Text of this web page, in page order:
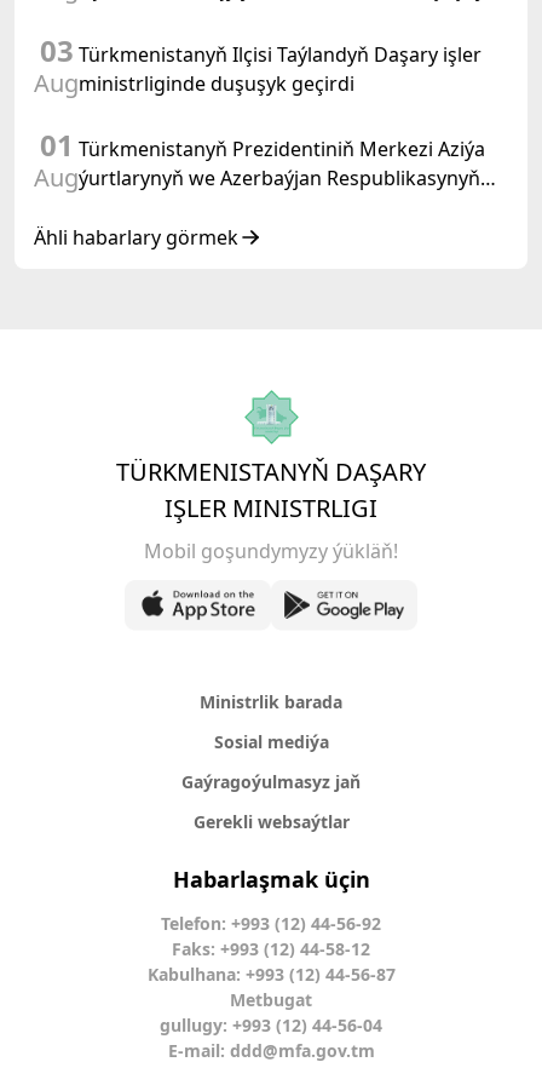
03
Aug
Türkmenistanyň Ilçisi Taýlandyň Daşary işler
ministrliginde duşuşyk geçirdi
01
Aug
Türkmenistanyň Prezidentiniň Merkezi Aziýa
ýurtlarynyň we Azerbaýjan Respublikasynyň
duşuşygyndaky ÇYKYŞY
Ähli habarlary görmek
TÜRKMENISTANYŇ DAŞARY
IŞLER MINISTRLIGI
Mobil goşundymyzy ýükläň!
Ministrlik barada
Sosial mediýa
Gaýragoýulmasyz jaň
Gerekli websaýtlar
Habarlaşmak üçin
Telefon: +993 (12) 44-56-92
Faks: +993 (12) 44-58-12
Kabulhana: +993 (12) 44-56-87
Metbugat
gullugy: +993 (12) 44-56-04
E-mail: ddd@mfa.gov.tm